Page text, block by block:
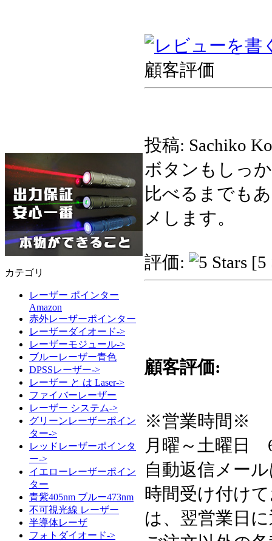
カテゴリ
レーザー ポインター
Amazon
赤外レーザーポインター
レーザーダイオード->
レーザーモジュール->
ブルーレーザー青色
DPSSレーザー->
レーザー と は Laser->
ファイバーレーザー
レーザー システム->
グリーンレーザーポイン
ター->
レッドレーザーポインタ
ー->
イエローレーザーポイン
ター
青紫405nm ブルー473nm
不可視光線 レーザー
半導体レーザ
フォトダイオード->
顧客評価
投稿: Sachiko
ボタンもしっ
比べるまでも
メします。
評価: [5
顧客評価:
※営業時間※
月曜～土曜日
自動返信メー
時間受け付け
は、翌営業日